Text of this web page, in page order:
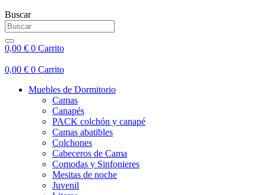
Buscar
0,00 € 0 Carrito
0,00 € 0 Carrito
Muebles de Dormitorio
Camas
Canapés
PACK colchón y canapé
Camas abatibles
Colchones
Cabeceros de Cama
Comodas y Sinfonieres
Mesitas de noche
Juvenil